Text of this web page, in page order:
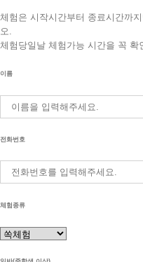
체험은 시작시간부터 종료시간까
오.
체험당일날 체험가능 시간을 꼭
이름
전화번호
체험종류